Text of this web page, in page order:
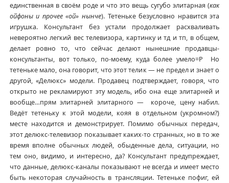
единственная в своём роде и что это вещь сугубо элитарная (как
ойфоны и прочее «ой» нынче). Тетеньке безусловно нравится эта
игрушка. Консультант без устали продолжает расхваливать
невероятно легкий вес телевизора, картинку и тд и тп, в общем,
делает ровно то, что сейчас делают нынешние продавцы-
консультанты, вот только, по-моему, куда более умело=Р Но
тетеньке мало, она говорит, что этот телик — не предел и знает о
другой, «Делюкс» модели. Продавец подтверждает, говоря, что
открыто не рекламируют эту модель, ибо она еще элитарней и
вообще…прям элитарней элитарного — короче, цену набил.
Ведёт тетеньку к этой модели, кояя в отдельном (укромном?)
месте находится и демонстрирует. Помимо обычных передач,
этот делюкс-телевизор показывает каких-то странных, но в то же
время вполне обычных людей, обыденные дела, ситуации, но
тем оно, видимо, и интересно, да? Консультант предупреждает,
что данные, делюкс-каналы показывают не всегда и имеет место
быть некоторая случайность в трансляции. Тетеньке пофиг, ей